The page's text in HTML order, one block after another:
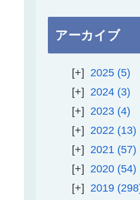
アーカイブ
2025 5
2024 3
2023 4
2022
13
2021
57
2020 54
2019 298